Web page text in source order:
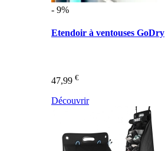
- 9%
Etendoir à ventouses GoDry
47,99 €
Découvrir